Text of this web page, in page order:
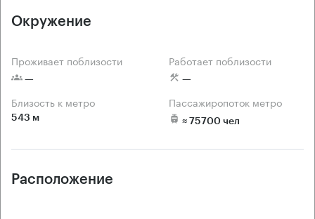
Окружение
Проживает поблизости
—
Работает поблизости
—
Близость к метро
543 м
Пассажиропоток метро
≈ 75700 чел
Расположение